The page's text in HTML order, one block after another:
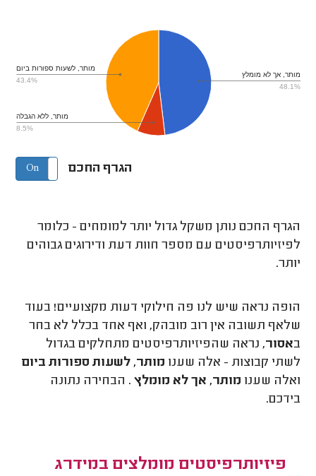
מותר, אך לא מומלץ
48.1%
מותר, ללא הגבלה
8.5%
מותר, לשעות ספורות ביום
43.4%
הגרף החכם On Off
הגרף החכם נותן משקל גדול יותר למומחים - כלומר
לפיזיותרפיסטים עם מספר חוות דעת ודירוגים גבוהים
יותר.
הופה נראה שיש לנו פה חילוקי דעות מקצועיים! בעוד
שלאף תשובה אין רוב מובהק, ואף אחד בכלל לא בחר
באסור, נראה שהפיזיותרפיסטים מתחלקים בגדול
לשתי קבוצות - אלה שענו מותר, לשעות ספורות ביום
ואלה שענו מותר, אך לא מומלץ . הבחירה נתונה
בידכם.
פיזיותרפיסטים מומלצים במידרג